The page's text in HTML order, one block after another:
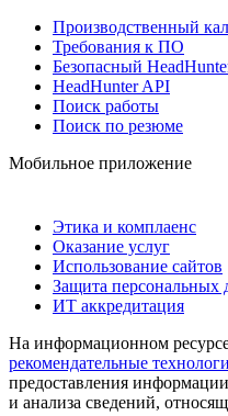
Производственный
Требования к ПО
Безопасный
HeadHunter API
Поиск работы
Поиск по резюме
Мобильное приложение
Этика и комплаенс
Оказание услуг
Использование сайтов
Защита персональных
ИТ аккредитация
На информационном
рекомендательные
предоставления
и анализа сведений,